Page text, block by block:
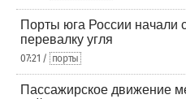
Порты юга России начали
перевалку угля
07:21 / порты
Пассажирское движение